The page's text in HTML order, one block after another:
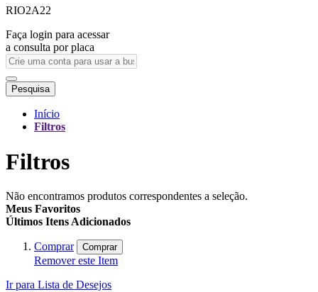
RIO2A22
Faça login para acessar
a consulta por placa
Pesquisa
Início
Filtros
Filtros
Não encontramos produtos correspondentes a seleção.
Meus Favoritos
Últimos Itens Adicionados
Comprar Comprar
Remover este Item
Ir para Lista de Desejos